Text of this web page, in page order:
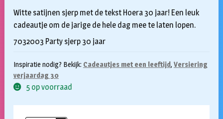
Witte satijnen sjerp met de tekst Hoera 30 jaar! Een leuk
cadeautje om de jarige de hele dag mee te laten lopen.
7032003 Party sjerp 30 jaar
Inspiratie nodig? Bekijk: Cadeautjes met een leeftijd, Versiering
verjaardag 30
5 op voorraad